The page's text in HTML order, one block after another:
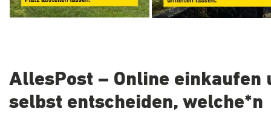
AllesPost – Online einkaufen
selbst entscheiden, welche*n